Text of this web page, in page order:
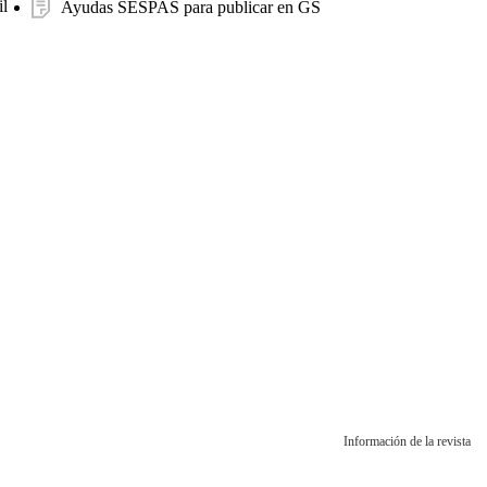
Ayudas SESPAS para publicar en GS
Información de la revista